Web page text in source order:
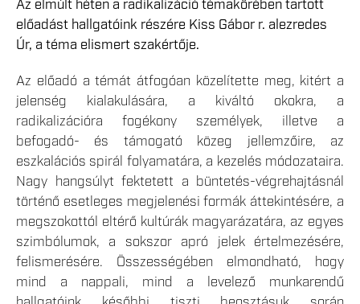
Az elmúlt héten a radikalizáció témakörében tartott
előadást hallgatóink részére Kiss Gábor r. alezredes
Úr, a téma elismert szakértője.
Az előadó a témát átfogóan közelítette meg, kitért a
jelenség kialakulására, a kiváltó okokra, a
radikalizációra fogékony személyek, illetve a
befogadó- és támogató közeg jellemzőire, az
eszkalációs spirál folyamatára, a kezelés módozataira.
Nagy hangsúlyt fektetett a büntetés-végrehajtásnál
történő esetleges megjelenési formák áttekintésére, a
megszokottól eltérő kultúrák magyarázatára, az egyes
szimbólumok, a sokszor apró jelek értelmezésére,
felismerésére. Összességében elmondható, hogy
mind a nappali, mind a levelező munkarendű